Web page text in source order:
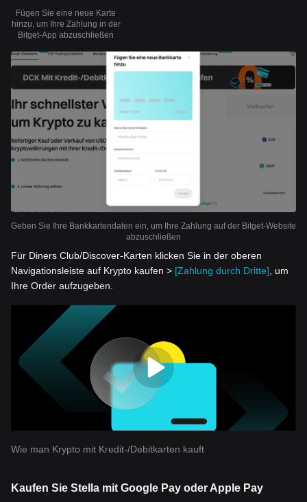
Fügen Sie eine neue Karte
hinzu, um Ihre Zahlung in der
Bitget-App abzuschließen
Geben Sie Ihre Bankkartendaten ein, um Ihre Zahlung auf der Bitget-Website
abzuschließen
Für Diners Club/Discover-Karten klicken Sie in der oberen
Navigationsleiste auf Krypto kaufen > [Zahlung durch Dritte], um
Ihre Order aufzugeben.
Wie man Krypto mit Kredit-/Debitkarten kauft
Kaufen Sie Stella mit Google Pay oder Apple Pay